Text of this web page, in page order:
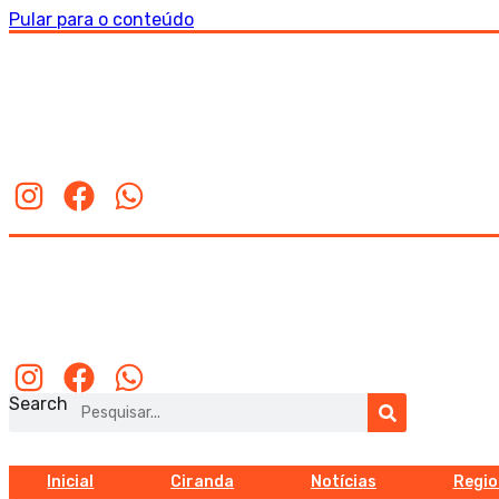
Pular para o conteúdo
Search
Inicial Ciranda Notícias